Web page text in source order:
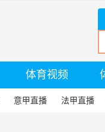
体育视频
意甲直播 法甲直播